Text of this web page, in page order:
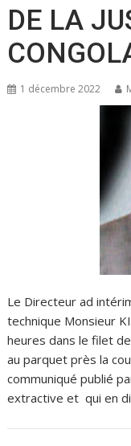
DE LA
1 décembre 2022
Le Directeur ad
technique Monsieur
heures dans le filet
au parquet près la
communiqué publié
extractive et qui en